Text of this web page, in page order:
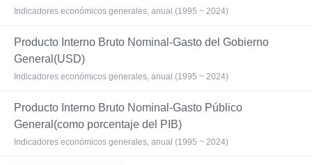
Indicadores económicos generales, anual (1995 ~ 2024)
Producto Interno Bruto Nominal-Gasto del Gobierno
General(USD)
Indicadores económicos generales, anual (1995 ~ 2024)
Producto Interno Bruto Nominal-Gasto Público
General(como porcentaje del PIB)
Indicadores económicos generales, anual (1995 ~ 2024)